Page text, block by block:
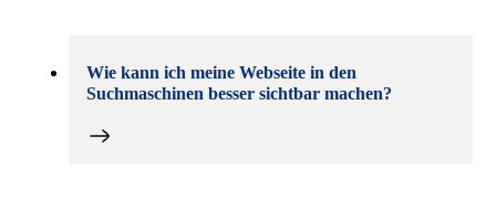
Wie kann ich meine Webseite in den
Suchmaschinen besser sichtbar machen?